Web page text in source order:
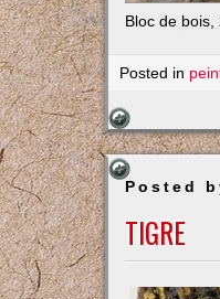
Bloc de
Posted in
Posted
TIGRE